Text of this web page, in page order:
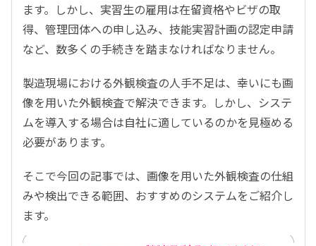
ます。しかし、実習生の雇用は在留資格やビザの取
得、管理団体への申し込み、技能実習計画の認定申請
など、数多くの手続きを踏まなければなりません。
製造現場における外観検査の人手不足は、幸いにも画
像を用いた外観検査で解決できます。しかし、システ
ムを導入する場合は自社に適しているのかを見極める
必要があります。
そこで今回の記事では、画像を用いた外観検査の仕組
みや検出できる範囲、おすすめのシステムをご紹介し
ます。